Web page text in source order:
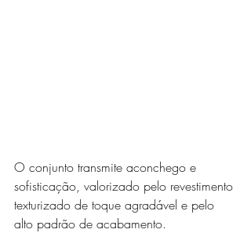
O conjunto transmite aconchego e
sofisticação, valorizado pelo revestimento
texturizado de toque agradável e pelo
alto padrão de acabamento.